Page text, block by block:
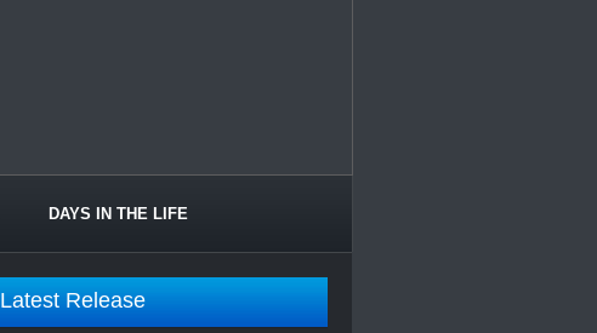
DAYS IN THE LIFE
Latest Release